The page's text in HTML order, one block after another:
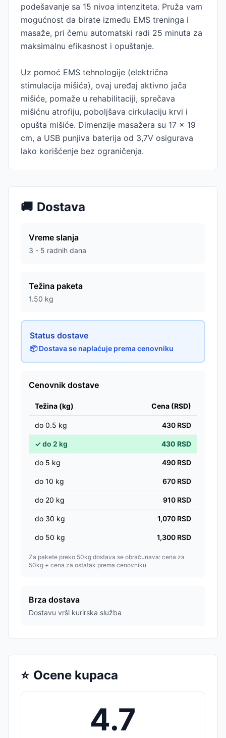
podešavanje sa 15 nivoa intenziteta. Pruža vam
mogućnost da birate između EMS treninga i
masaže, pri čemu automatski radi 25 minuta za
maksimalnu efikasnost i opuštanje.
Uz pomoć EMS tehnologije (električna
stimulacija mišića), ovaj uređaj aktivno jača
mišiće, pomaže u rehabilitaciji, sprečava
mišićnu atrofiju, poboljšava cirkulaciju krvi i
opušta mišiće. Dimenzije masažera su 17 x 19
cm, a USB punjiva baterija od 3,7V osigurava
lako korišćenje bez ograničenja.
🚚 Dostava
Vreme slanja
3 - 5 radnih dana
Težina paketa
1.50 kg
Status dostave
📦 Dostava se naplaćuje prema cenovniku
Cenovnik dostave
Težina (kg) Cena (RSD)
do 0.5 kg 430 RSD
✓do 2 kg 430 RSD
do 5 kg 490 RSD
do 10 kg 670 RSD
do 20 kg 910 RSD
do 30 kg 1,070 RSD
do 50 kg 1,300 RSD
Za pakete preko 50kg dostava se obračunava: cena za
50kg + cena za ostatak prema cenovniku
Brza dostava
Dostavu vrši kurirska služba
⭐ Ocene kupaca
4.7